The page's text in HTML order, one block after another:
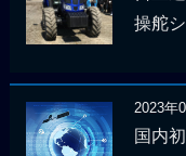
操舵
2023年
国内